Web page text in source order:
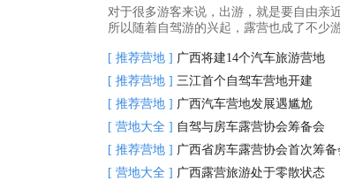
对于很多游客来说，出游，就是要自由亲
所以随着自驾游的兴起，露营也成了不少
[ 推荐营地 ] 广西将建14个汽车旅游营地
[ 推荐营地 ] 三江首个自驾车营地开建
[ 推荐营地 ] 广西汽车营地发展遇尴尬
[ 营地大全 ] 自驾与房车露营协会筹备会
[ 推荐营地 ] 广西省房车露营协会首次筹备
[ 营地大全 ] 广西露营旅游处于零散状态